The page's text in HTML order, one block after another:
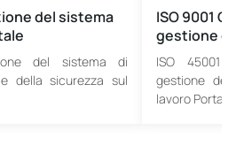
del sistema
del sistema di
della sicurezza sul
ISO 9001
gestione
ISO 45001
gestione
lavoro Porta…